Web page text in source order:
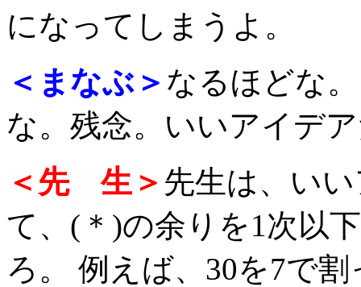
になってしまうよ。
＜まなぶ＞ なるほどな
な。残念。いいアイデ
＜先 生＞ 先生は、い
て、(＊)の余りを1次以
ろ。 例えば、30を7で